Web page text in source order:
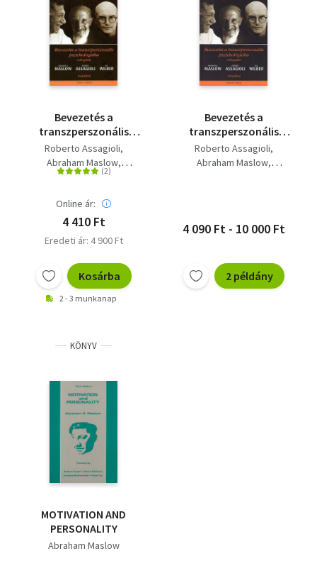
Bevezetés a
transzperszonális
pszichológiába -
Válogatás
Roberto Assagioli
Abraham Maslow
Ken Wilber
Online ár:
4 410 Ft
Eredeti ár: 4 900 Ft
Kosárba
2 - 3 munkanap
Bevezetés a
transzperszonális
pszichológiába
Roberto Assagioli
Abraham Maslow
4 090 Ft - 10 000 Ft
2 példány
KÖNYV
MOTIVATION AND
PERSONALITY
Abraham Maslow